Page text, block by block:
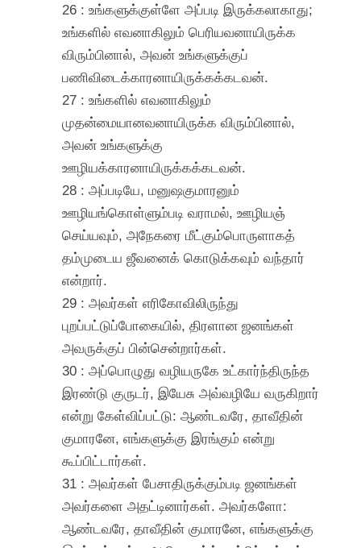
26 : உங்களுக்குள்ளே அப்படி இருக்கலாகாது;
உங்களில் எவனாகிலும் பெரியவனாயிருக்க
விரும்பினால், அவன் உங்களுக்குப்
பணிவிடைக்காரனாயிருக்கக்கடவன்.
27 : உங்களில் எவனாகிலும்
முதன்மையானவனாயிருக்க விரும்பினால்,
அவன் உங்களுக்கு
ஊழியக்காரனாயிருக்கக்கடவன்.
28 : அப்படியே, மனுஷகுமாரனும்
ஊழியங்கொள்ளும்படி வராமல், ஊழியஞ்
செய்யவும், அநேகரை மீட்கும்பொருளாகத்
தம்முடைய ஜீவனைக் கொடுக்கவும் வந்தார்
என்றார்.
29 : அவர்கள் எரிகோவிலிருந்து
புறப்பட்டுப்போகையில், திரளான ஜனங்கள்
அவருக்குப் பின்சென்றார்கள்.
30 : அப்பொழுது வழியருகே உட்கார்ந்திருந்த
இரண்டு குருடர், இயேசு அவ்வழியே வருகிறார்
என்று கேள்விப்பட்டு: ஆண்டவரே, தாவீதின்
குமாரனே, எங்களுக்கு இரங்கும் என்று
கூப்பிட்டார்கள்.
31 : அவர்கள் பேசாதிருக்கும்படி ஜனங்கள்
அவர்களை அதட்டினார்கள். அவர்களோ:
ஆண்டவரே, தாவீதின் குமாரனே, எங்களுக்கு